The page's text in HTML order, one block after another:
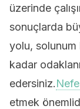
üzerinde
sonuçlarda
yolu, solunum
kadar
edersiniz.
etmek